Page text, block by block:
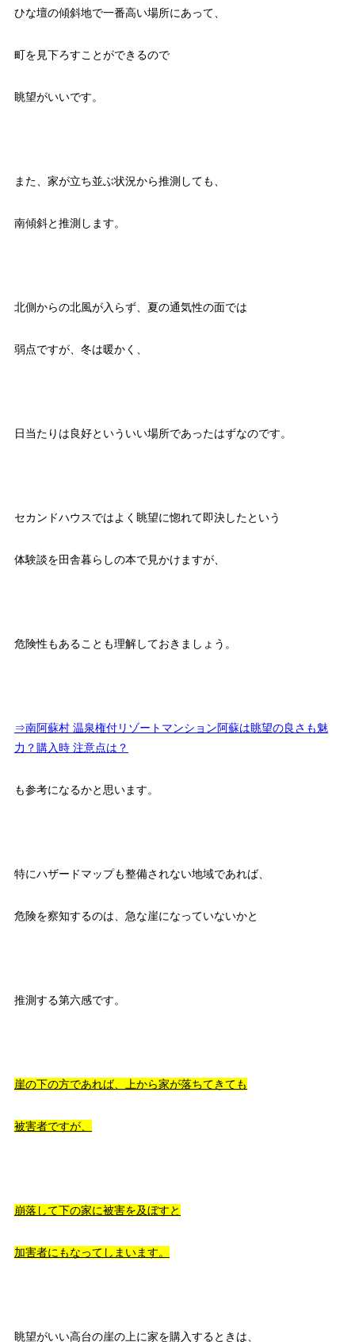
ひな壇の傾斜地で一番高い場所にあって、
町を見下ろすことができるので
眺望がいいです。
また、家が立ち並ぶ状況から推測しても、
南傾斜と推測します。
北側からの北風が入らず、夏の通気性の面では
弱点ですが、冬は暖かく、
日当たりは良好といういい場所であったはずなのです。
セカンドハウスではよく眺望に惚れて即決したという
体験談を田舎暮らしの本で見かけますが、
危険性もあることも理解しておきましょう。
⇒南阿蘇村 温泉権付リゾートマンション阿蘇は眺望の良さも魅
力？購入時 注意点は？
も参考になるかと思います。
特にハザードマップも整備されない地域であれば、
危険を察知するのは、急な崖になっていないかと
推測する第六感です。
崖の下の方であれば、上から家が落ちてきても
被害者ですが、
崩落して下の家に被害を及ぼすと
加害者にもなってしまいます。
眺望がいい高台の崖の上に家を購入するときは、